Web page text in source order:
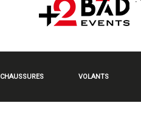
CHAUSSURES VOLANTS